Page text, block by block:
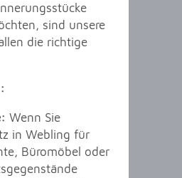
sind unsere
die richtige
Wenn Sie
in Webling für
Büromöbel oder